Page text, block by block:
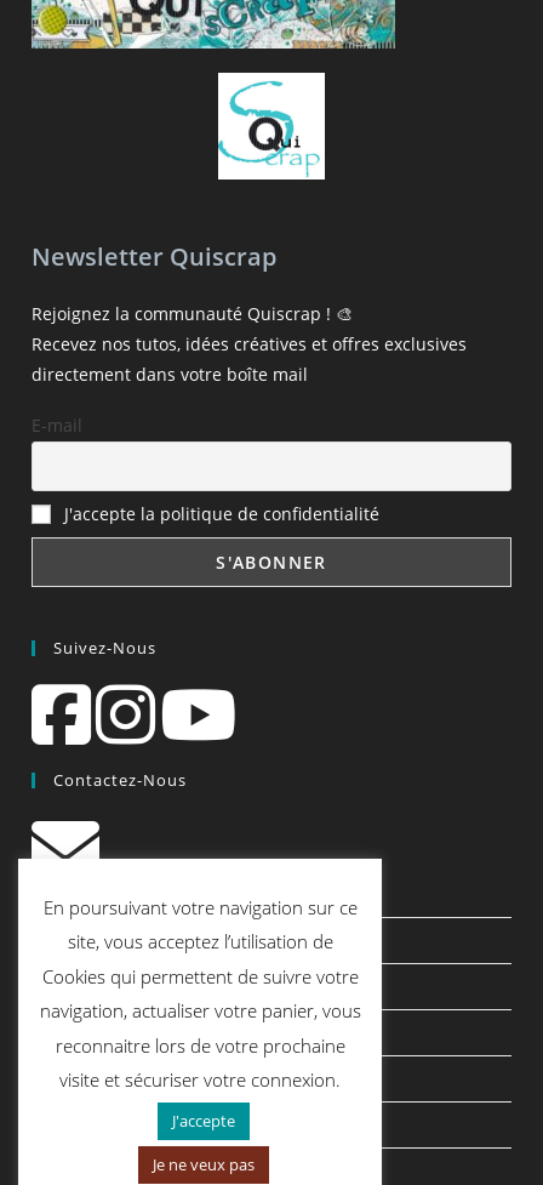
Newsletter Quiscrap
Rejoignez la communauté Quiscrap ! 🎨
Recevez nos tutos, idées créatives et offres exclusives
directement dans votre boîte mail
E-mail
J'accepte la politique de confidentialité
Suivez-Nous
Contactez-Nous
contact@quiscrap.fr
Les Fiches Techniques et les Tutos
Le Blog
Conditions générales de vente
Mentions légales
Politique de confidentialité
politique de cookies
En poursuivant votre navigation sur ce
site, vous acceptez l’utilisation de
Cookies qui permettent de suivre votre
navigation, actualiser votre panier, vous
reconnaitre lors de votre prochaine
visite et sécuriser votre connexion.
J'accepte
Je ne veux pas